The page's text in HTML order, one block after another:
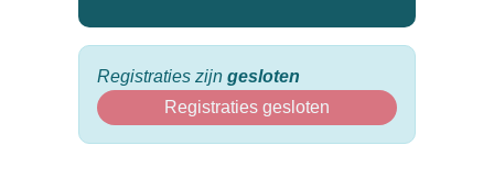
Registraties zijn gesloten
Registraties gesloten